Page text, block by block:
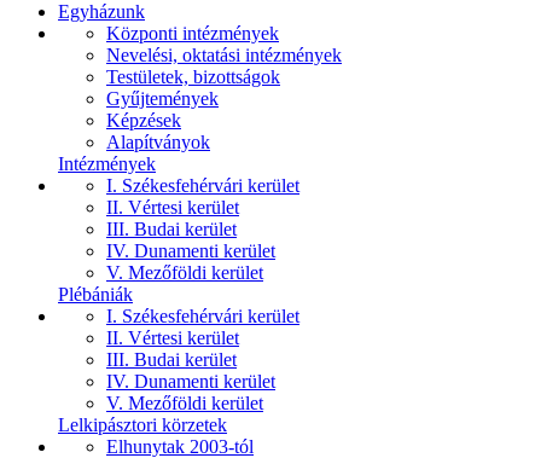
Egyházunk
Központi intézmények
Nevelési, oktatási intézmények
Testületek, bizottságok
Gyűjtemények
Képzések
Alapítványok
Intézmények
I. Székesfehérvári kerület
II. Vértesi kerület
III. Budai kerület
IV. Dunamenti kerület
V. Mezőföldi kerület
Plébániák
I. Székesfehérvári kerület
II. Vértesi kerület
III. Budai kerület
IV. Dunamenti kerület
V. Mezőföldi kerület
Lelkipásztori körzetek
Elhunytak 2003-tól